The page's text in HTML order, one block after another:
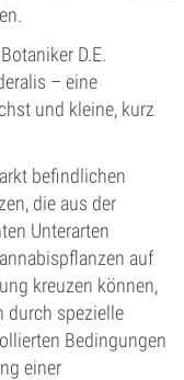
D.E.
– eine
und kleine, kurz
befindlichen
die aus der
Unterarten
auf
kreuzen können,
durch spezielle
Bedingungen
einer